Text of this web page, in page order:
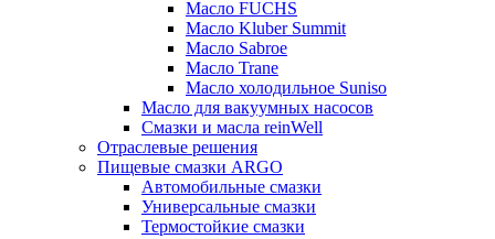
Масло FUCHS
Масло Kluber Summit
Масло Sabroe
Масло Trane
Масло холодильное Suniso
Масло для вакуумных насосов
Смазки и масла reinWell
Отраслевые решения
Пищевые смазки ARGO
Автомобильные смазки
Универсальные смазки
Термостойкие смазки